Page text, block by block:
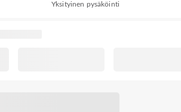
Yksityinen pysäköinti